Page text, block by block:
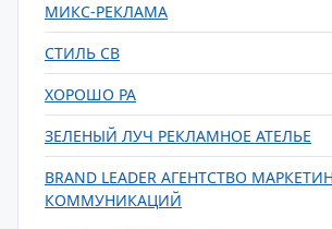
МИКС-РЕКЛАМА
СТИЛЬ СВ
ХОРОШО РА
ЗЕЛЕНЫЙ ЛУЧ РЕКЛАМНОЕ АТЕЛЬЕ
BRAND LEADER АГЕНТСТВО
КОММУНИКАЦИЙ